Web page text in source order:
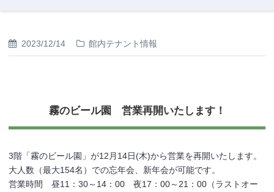
2023/12/14 館内テナント情報
霧のビール園 営業再開いたします！
3階「霧のビール園」が12月14日(木)から営業を再開いたします。
大人数（最大154名）での忘年会、新年会が可能です。
営業時間 昼11：30～14：00 夜17：00～21：00（ラストオー